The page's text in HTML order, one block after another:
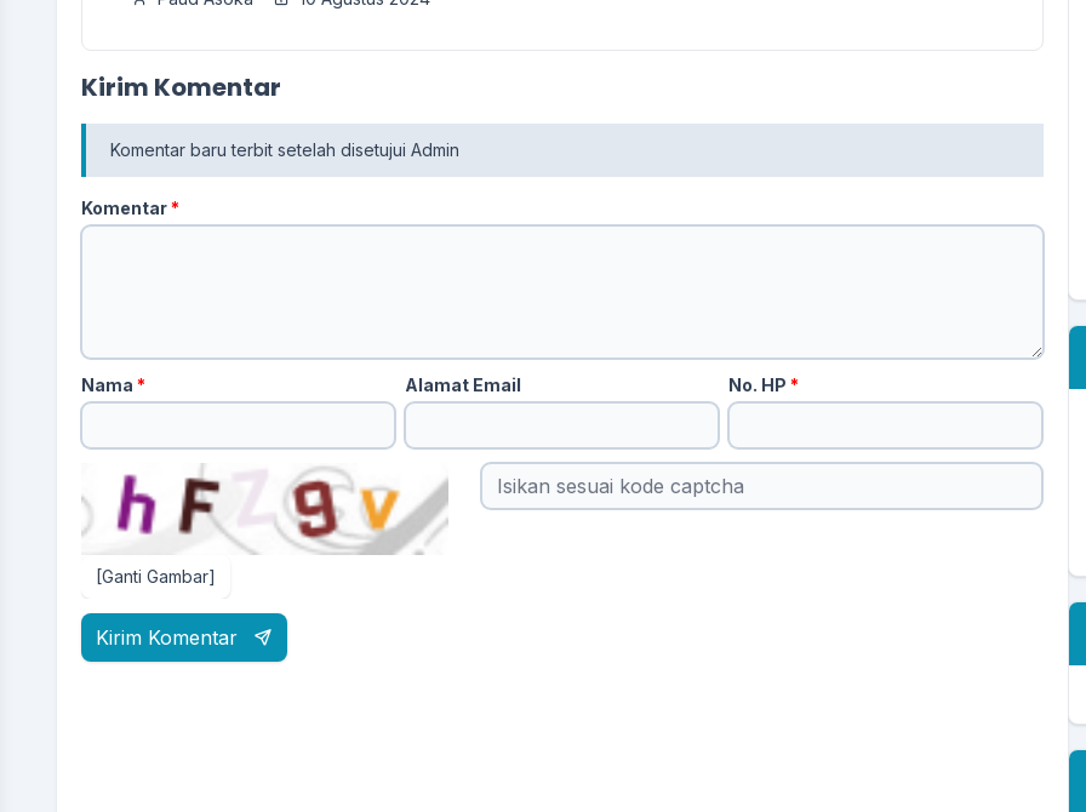
Kirim Komentar
Komentar baru terbit setelah disetujui Admin
Komentar*
Nama * Alamat Email No. HP*
[Ganti Gambar]
Kirim Komentar